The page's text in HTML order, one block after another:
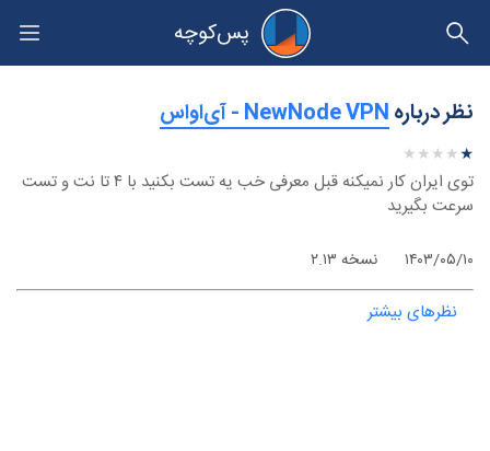
پس‌کوچه
حریم خصوصی
نظر درباره‫NewNode VPN - آی‌اواس
★★★★★
★
★
★
★
★
توی ایران کار نمیکنه قبل معرفی خب یه تست بکنید با ۴ تا نت و تست
سرعت بگیرید
۱۴۰۳/۰۵/۱۰ نسخه ۲.۱۳
نظرهای بیشتر